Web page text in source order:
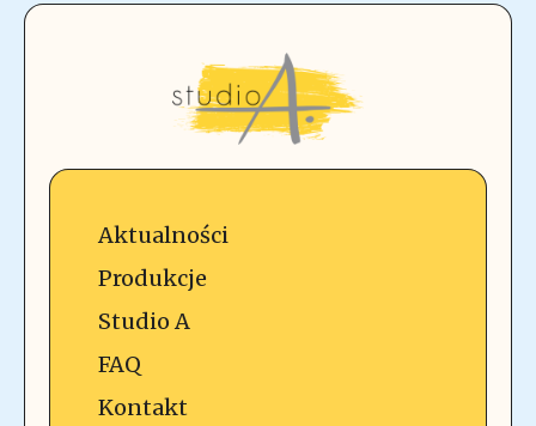
Aktualności
Produkcje
Studio A
FAQ
Kontakt